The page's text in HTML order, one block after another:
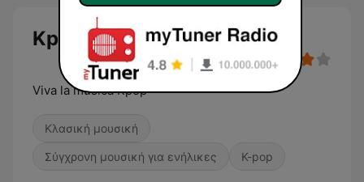
Kpop Music
Viva la música Kpop
Κλασική μουσική
Σύγχρονη μουσική για ενήλικες K-pop